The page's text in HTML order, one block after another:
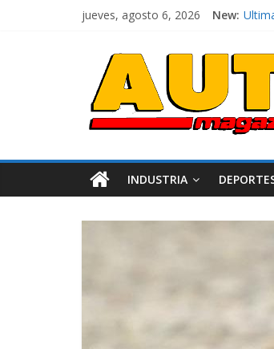
jueves, agosto 6, 2026 New: El
La
La
INDUSTRIA